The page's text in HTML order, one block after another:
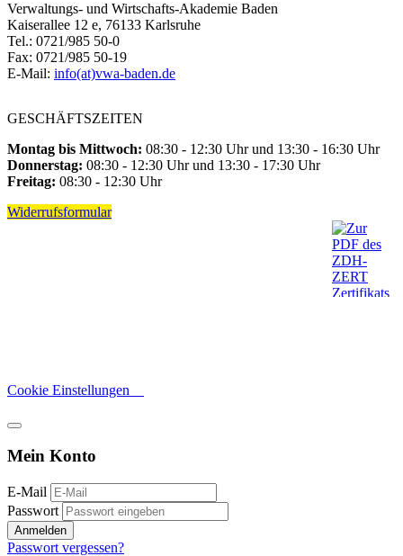
Verwaltungs- und Wirtschafts-Akademie Baden
Kaiserallee 12 e, 76133 Karlsruhe
Tel.: 0721/985 50-0
Fax: 0721/985 50-19
E-Mail: info(at)vwa-baden.de
GESCHÄFTSZEITEN
Montag bis Mittwoch: 08:30 - 12:30 Uhr und 13:30 - 16:30 Uhr
Donnerstag: 08:30 - 12:30 Uhr und 13:30 - 17:30 Uhr
Freitag: 08:30 - 12:30 Uhr
Widerrufsformular
Cookie Einstellungen
Mein Konto
E-Mail
Passwort
Anmelden
Passwort vergessen?